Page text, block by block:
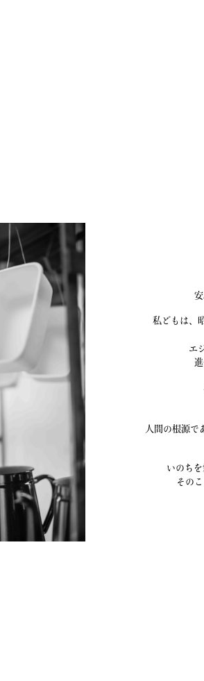
私どもは、
エ
人間の根源で
いのち
その